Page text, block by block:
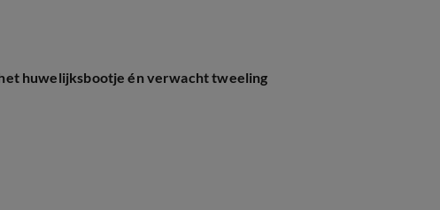
huwelijksbootje én verwacht tweeling